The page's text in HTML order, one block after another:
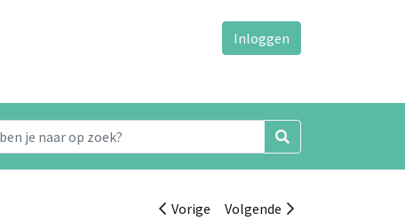
Inloggen
Vorige Volgende